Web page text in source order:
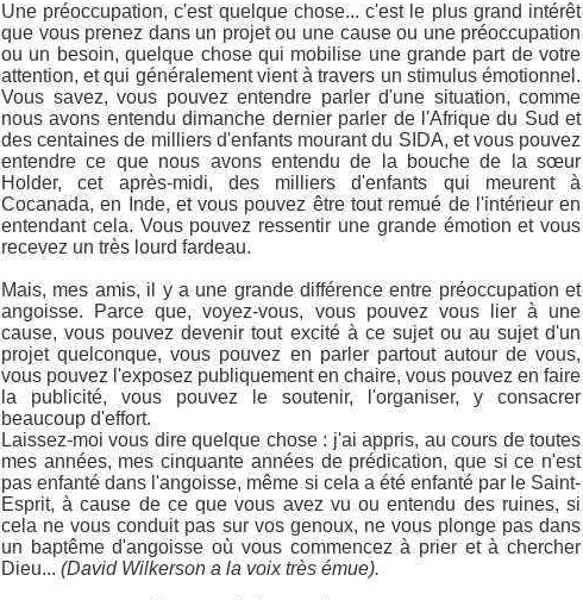
Une préoccupation, c'est quelque chose... c'est le plus grand intérêt
que vous prenez dans un projet ou une cause ou une préoccupation
ou un besoin, quelque chose qui mobilise une grande part de votre
attention, et qui généralement vient à travers un stimulus émotionnel.
Vous savez, vous pouvez entendre parler d'une situation, comme
nous avons entendu dimanche dernier parler de l'Afrique du Sud et
des centaines de milliers d'enfants mourant du SIDA, et vous pouvez
entendre ce que nous avons entendu de la bouche de la sœur
Holder, cet après-midi, des milliers d'enfants qui meurent à
Cocanada, en Inde, et vous pouvez être tout remué de l'intérieur en
entendant cela. Vous pouvez ressentir une grande émotion et vous
recevez un très lourd fardeau.
Mais, mes amis, il y a une grande différence entre préoccupation et
angoisse. Parce que, voyez-vous, vous pouvez vous lier à une
cause, vous pouvez devenir tout excité à ce sujet ou au sujet d'un
projet quelconque, vous pouvez en parler partout autour de vous,
vous pouvez l'exposez publiquement en chaire, vous pouvez en faire
la publicité, vous pouvez le soutenir, l'organiser, y consacrer
beaucoup d'effort.
Laissez-moi vous dire quelque chose : j'ai appris, au cours de toutes
mes années, mes cinquante années de prédication, que si ce n'est
pas enfanté dans l'angoisse, même si cela a été enfanté par le Saint-
Esprit, à cause de ce que vous avez vu ou entendu des ruines, si
cela ne vous conduit pas sur vos genoux, ne vous plonge pas dans
un baptême d'angoisse où vous commencez à prier et à chercher
Dieu... (David Wilkerson a la voix très émue).